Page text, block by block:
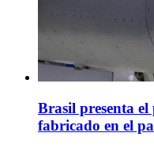
Brasil presenta el
fabricado en el